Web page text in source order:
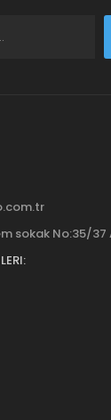
sokak No:35/37